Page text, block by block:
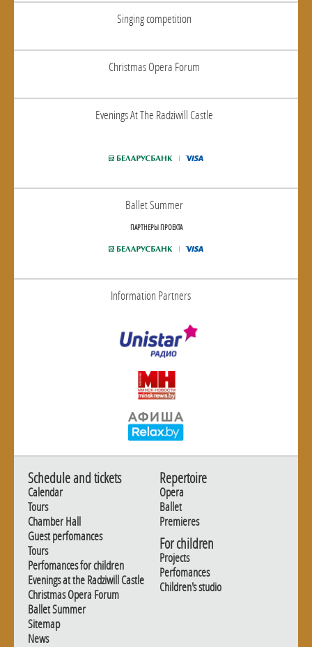
Singing competition
Christmas Opera Forum
Evenings At The Radziwill Castle
Ballet Summer
ПАРТНЕРЫ ПРОЕКТА
Information Partners
Schedule and tickets
Calendar
Tours
Chamber Hall
Guest perfomances
Tours
Perfomances for children
Evenings at the Radziwill Castle
Christmas Opera Forum
Ballet Summer
Sitemap
News
Repertoire
Opera
Ballet
Premieres
For children
Projects
Perfomances
Children's studio